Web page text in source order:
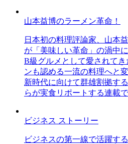
山本益博のラーメン革命！
日本初の料理評論家、山本
が「美味しい革命」の渦中
B級グルメとして愛されて
ンも認める一流の料理へと
新時代に向けて群雄割拠す
らが実食リポートする連載で
ビジネス ストーリー
ビジネスの第一線で活躍す